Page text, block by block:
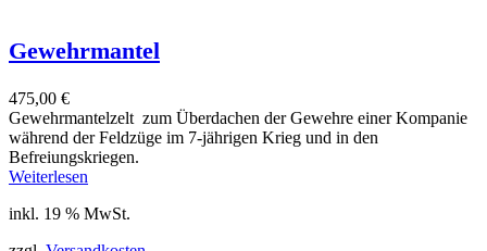
Gewehrmantel
475,00 €
Gewehrmantelzelt zum Überdachen der Gewehre einer Kompanie
während der Feldzüge im 7-jährigen Krieg und in den
Befreiungskriegen.
Weiterlesen
inkl. 19 % MwSt.